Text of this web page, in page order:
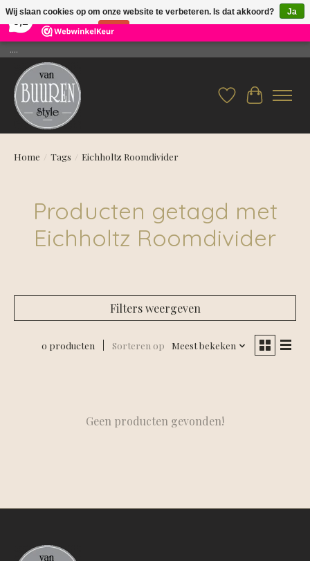
26 Reviews ×
....
Verlanglijst
Home / Tags / Eichholtz Roomdivider
Producten getagd met
Eichholtz Roomdivider
Filters weergeven
0 producten Sorteren op Meest bekeken
Geen producten gevonden!
Wij slaan cookies op om onze website te verbeteren. Is dat akkoord?
Ja
Nee